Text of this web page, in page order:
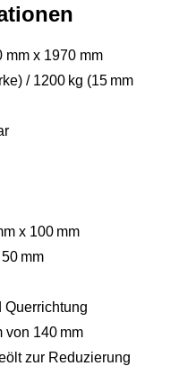
mm x 1970 mm
/ 1200 kg (15 mm
x 100 mm
mm
Querrichtung
von 140 mm
zur Reduzierung